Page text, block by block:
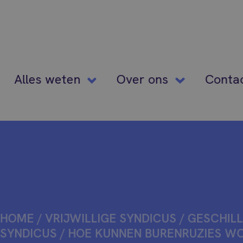
Alles weten Over ons
HOME /VRIJWILLIGE SYNDICUS /
SYNDICUS / HOE KUNNEN BURENRUZIES